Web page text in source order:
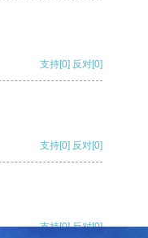
支持[0] 反对[0]
支持[0] 反对[0]
支持[0] 反对[0]